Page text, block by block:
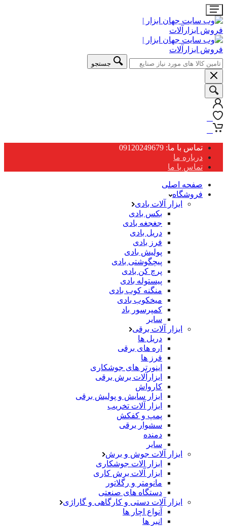
جستجو
تماس با ما: 09120249679
درباره ما
تماس با ما
صفحه اصلی
فروشگاه
ابزار آلات بادی
بکس بادی
جغجغه بادی
دریل بادی
فرز بادی
پولیش بادی
پیچگوشتی بادی
پرچ کن بادی
پیستوله بادی
منگنه کوب بادی
میخکوب بادی
کمپرسور باد
سایر
ابزار آلات برقی
دریل ها
اره های برقی
فرز ها
اینورتر های جوشکاری
ابزارآلات برش برقی
کارواش
ابزار سایش و پولیش برقی
ابزار آلات تخریب
پمپ و کفکش
سشوار برقی
دمنده
سایر
ابزار آلات جوش و برش
ابزار الات جوشکاری
ابزار آلات برش کاری
مانومتر و رگلاتور
دستگاه های صنعتی
ابزار آلات دستی و کارگاهی و گاراژی
آنواع اچار ها
انبر ها